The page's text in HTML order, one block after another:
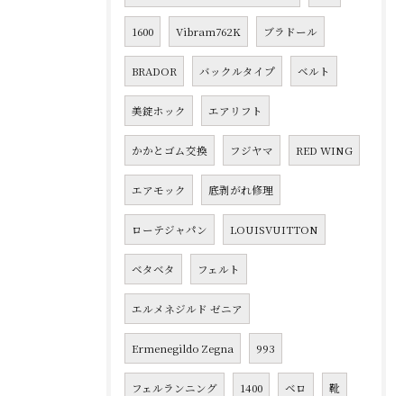
1600 Vibram762K ブラドール
BRADOR バックルタイプ ベルト
美錠ホック エアリフト
かかとゴム交換 フジヤマ RED WING
エアモック 底剥がれ修理
ローテジャパン LOUISVUITTON
ベタベタ フェルト
エルメネジルド ゼニア
Ermenegildo Zegna 993
フェルランニング 1400 ベロ 靴